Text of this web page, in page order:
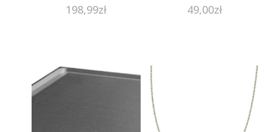
198,99zł 49,00zł